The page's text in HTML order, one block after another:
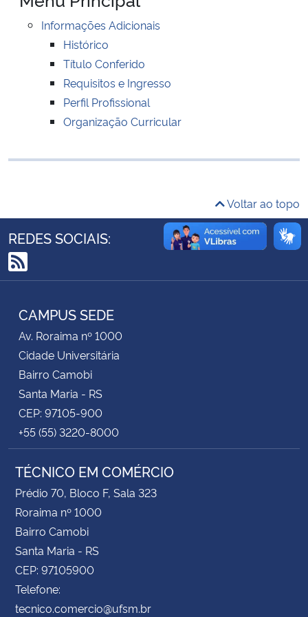
Ministério da Saúde
Ministério de Minas e Energia
Ministério da Ciência, Tecnologia, Inovações e Comunicações
Ministério do Meio Ambiente
Controladoria-Geral da União
Secretaria-Geral
Secretaria de Governo
Gabinete de Segurança Institucional
Advocacia-Geral da União
Informações Adicionais
Histórico
Título Conferido
Requisitos e Ingresso
Perfil Profissional
Organização Curricular
Voltar ao topo
REDES SOCIAIS:
RSS
CAMPUS SEDE
Av. Roraima nº 1000
Cidade Universitária
Bairro Camobi
Santa Maria - RS
CEP: 97105-900
+55 (55) 3220-8000
TÉCNICO EM COMÉRCIO
Prédio 70, Bloco F, Sala 323
Roraima nº 1000
Bairro Camobi
Santa Maria - RS
CEP: 97105900
Telefone:
tecnico.comercio@ufsm.br